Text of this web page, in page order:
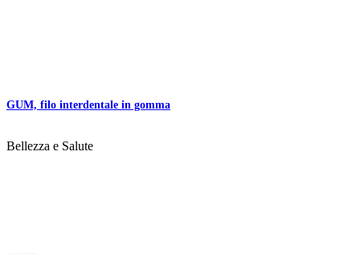
GUM, filo interdentale in gomma
Bellezza e Salute